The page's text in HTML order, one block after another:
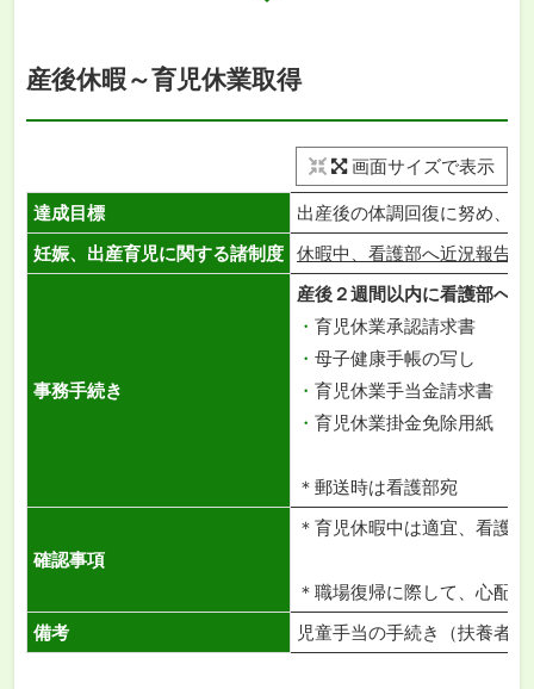
産後休暇～育児休業取得
画面サイズで表示
達成目標
出産後の体調回復に努め、
妊娠、出産育児に関する諸制度
休暇中、看護部へ近況報告
事務手続き
産後２週間以内に看護部へ
・ 育児休業承認請求書
・ 母子健康手帳の写し
・ 育児休業手当金請求書
・ 育児休業掛金免除用紙
＊郵送時は看護部宛
確認事項
＊育児休暇中は適宜、看護
＊職場復帰に際して、心配
備考
児童手当の手続き（扶養者